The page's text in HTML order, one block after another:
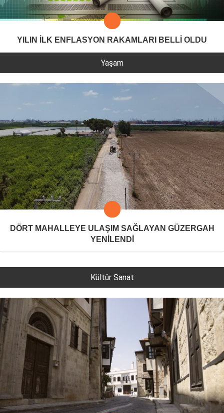
YILIN İLK ENFLASYON RAKAMLARI BELLİ OLDU
Yaşam
DÖRT MAHALLEYE ULAŞIM SAĞLAYAN GÜZERGAH
YENİLENDİ
Kültür Sanat